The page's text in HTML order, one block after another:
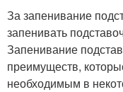
За запенивание
запенивать
Запенивание
преимуществ,
необходимым в